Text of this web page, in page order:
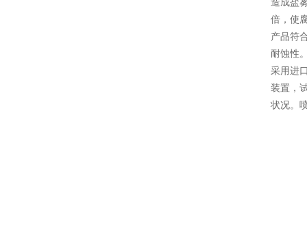
造成盐
倍，使
产品符
耐蚀性
采用进
装置，
状况。